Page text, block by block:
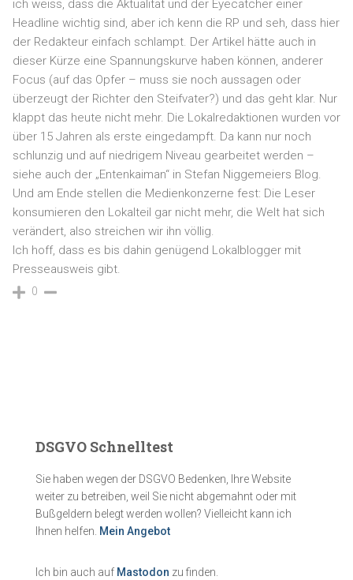
ich weiss, dass die Aktualität und der Eyecatcher einer
Headline wichtig sind, aber ich kenn die RP und seh, dass hier
der Redakteur einfach schlampt. Der Artikel hätte auch in
dieser Kürze eine Spannungskurve haben können, anderer
Focus (auf das Opfer – muss sie noch aussagen oder
überzeugt der Richter den Steifvater?) und das geht klar. Nur
klappt das heute nicht mehr. Die Lokalredaktionen wurden vor
über 15 Jahren als erste eingedampft. Da kann nur noch
schlunzig und auf niedrigem Niveau gearbeitet werden –
siehe auch der „Entenkaiman“ in Stefan Niggemeiers Blog.
Und am Ende stellen die Medienkonzerne fest: Die Leser
konsumieren den Lokalteil gar nicht mehr, die Welt hat sich
verändert, also streichen wir ihn völlig.
Ich hoff, dass es bis dahin genügend Lokalblogger mit
Presseausweis gibt.
0
DSGVO Schnelltest
Sie haben wegen der DSGVO Bedenken, Ihre Website
weiter zu betreiben, weil Sie nicht abgemahnt oder mit
Bußgeldern belegt werden wollen? Vielleicht kann ich
Ihnen helfen. Mein Angebot
Ich bin auch auf Mastodon zu finden.